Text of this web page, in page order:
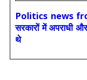
Politics news
सरकारों में अपराधी
थे